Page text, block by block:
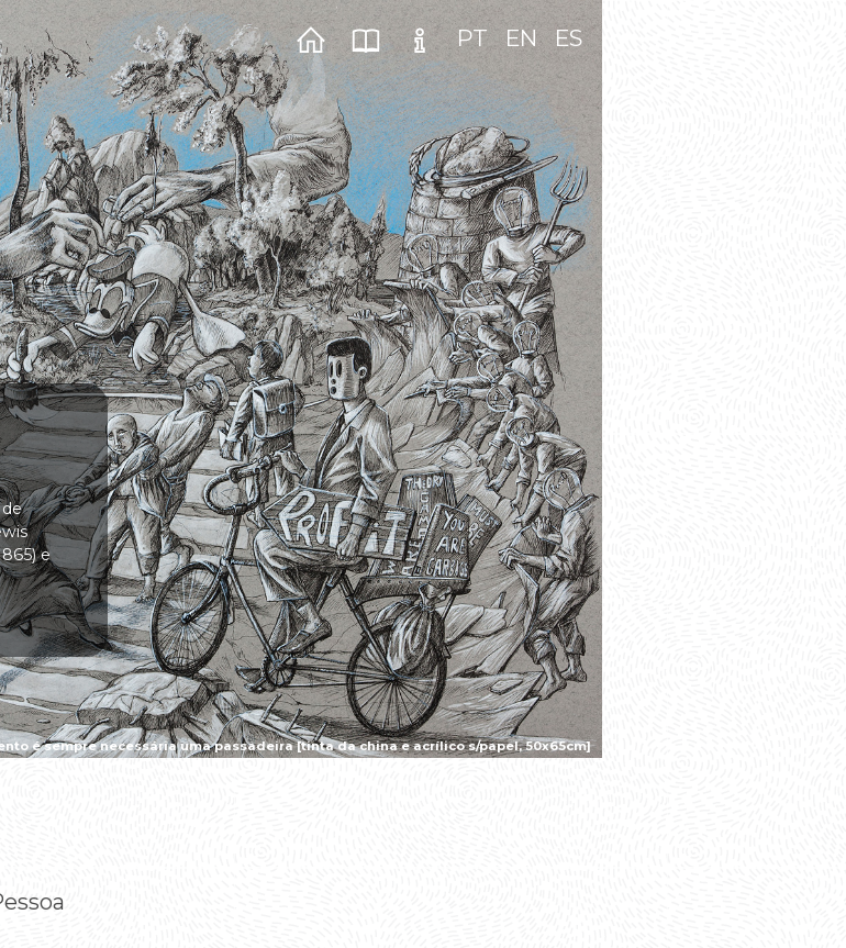
é sempre necessária uma passadeira [tinta da china e acrílico s/papel, 50x65cm]
PT EN ES
e